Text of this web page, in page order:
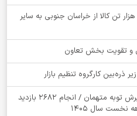
جابه جایی بیش از 2 میلیون و 404 هزار تن کالا از خراسان جنوبی به سایر
و تقویت بخش تعاون
ذره‌بین کارگروه تنظیم بازار
خراسان جنوبی رتبه اول کشور در پذیرش توبه متهمان / انجام ۲۶۸۲ بازدید
نخست سال 1405